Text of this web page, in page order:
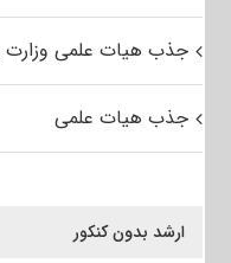
جذب هیات علمی
جذب هیات علمی
ارشد بدون کنکور